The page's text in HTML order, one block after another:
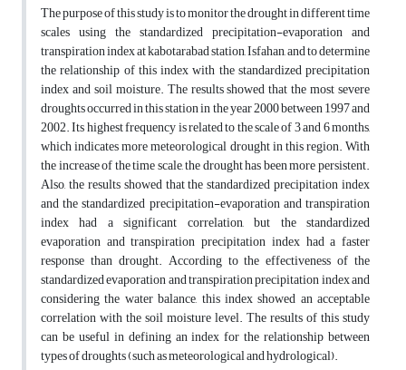
The purpose of this study is to monitor the drought in different time
scales using the standardized precipitation-evaporation and
transpiration index at kabotarabad station, Isfahan, and to determine
the relationship of this index with the standardized precipitation
index and soil moisture. The results showed that the most severe
droughts occurred in this station in the year 2000 between 1997 and
2002. Its highest frequency is related to the scale of 3 and 6 months,
which indicates more meteorological drought in this region. With
the increase of the time scale, the drought has been more persistent.
Also, the results showed that the standardized precipitation index
and the standardized precipitation-evaporation and transpiration
index had a significant correlation, but the standardized
evaporation and transpiration precipitation index had a faster
response than drought. According to the effectiveness of the
standardized evaporation and transpiration precipitation index and
considering the water balance, this index showed an acceptable
correlation with the soil moisture level. The results of this study
can be useful in defining an index for the relationship between
types of droughts (such as meteorological and hydrological).